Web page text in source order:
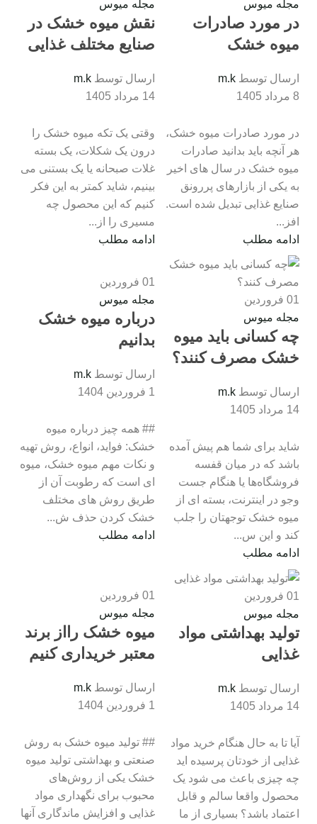
مجله میوس
در مورد صادرات
میوه خشک
ارسال توسط m.k
8 مرداد 1405
در مورد صادرات میوه خشک،
هر آنچه باید بدانید صادرات
میوه خشک در سال ‌های اخیر
به یکی از بازارهای پررونق
صنایع غذایی تبدیل شده است.
افز...
ادامه مطلب
مجله میوس
نقش میوه خشک در
صنایع مختلف غذایی
ارسال توسط m.k
14 مرداد 1405
وقتی یک تکه میوه خشک را
درون یک شکلات، یک بسته
غلات صبحانه یا یک بستنی می
‌بینیم، شاید کمتر به این فکر
کنیم که این محصول چه
مسیری را از...
ادامه مطلب
01 فروردین
مجله میوس
چه کسانی باید میوه
خشک مصرف کنند؟
ارسال توسط m.k
14 مرداد 1405
شاید برای شما هم پیش آمده
باشد که در میان قفسه
فروشگاه‌ها یا هنگام جست‌
وجو در اینترنت، بسته ‌ای از
میوه خشک توجهتان را جلب
کند و این س...
ادامه مطلب
01 فروردین
مجله میوس
درباره میوه خشک
بدانیم
ارسال توسط m.k
1 فروردین 1404
## همه چیز درباره میوه
خشک: فواید، انواع، روش تهیه
و نکات مهم میوه خشک، میوه
ای است که رطوبت آن از
طریق روش های مختلف
خشک کردن حذف ش...
ادامه مطلب
01 فروردین
مجله میوس
تولید بهداشتی مواد
غذایی
ارسال توسط m.k
14 مرداد 1405
آیا تا به حال هنگام خرید مواد
غذایی از خودتان پرسیده‌ اید
چه چیزی باعث می‌ شود یک
محصول واقعا سالم و قابل
اعتماد باشد؟ بسیاری از ما
01 فروردین
مجله میوس
میوه خشک رااز برند
معتبر خریداری کنیم
ارسال توسط m.k
1 فروردین 1404
## تولید میوه خشک به روش
صنعتی و بهداشتی تولید میوه
خشک یکی از روش‌های
محبوب برای نگهداری مواد
غذایی و افزایش ماندگاری آنها